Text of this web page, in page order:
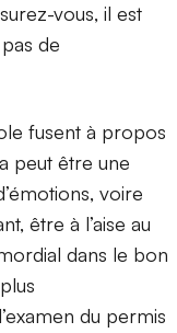
vous, il est
de
fusent à propos
peut être une
voire
être à l’aise au
dans le bon
du permis